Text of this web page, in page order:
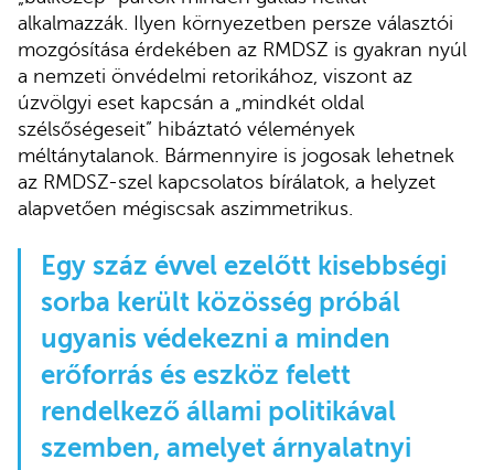
alkalmazzák. Ilyen környezetben persze választói
mozgósítása érdekében az RMDSZ is gyakran nyúl
a nemzeti önvédelmi retorikához, viszont az
úzvölgyi eset kapcsán a „mindkét oldal
szélsőségeseit” hibáztató vélemények
méltánytalanok. Bármennyire is jogosak lehetnek
az RMDSZ-szel kapcsolatos bírálatok, a helyzet
alapvetően mégiscsak aszimmetrikus.
Egy száz évvel ezelőtt kisebbségi
sorba került közösség próbál
ugyanis védekezni a minden
erőforrás és eszköz felett
rendelkező állami politikával
szemben, amelyet árnyalatnyi